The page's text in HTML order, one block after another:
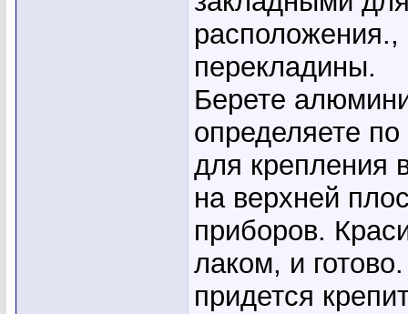
расположения.,
перекладины.
Берете
определяете
для крепления
на верхней
приборов.
лаком, и
придется